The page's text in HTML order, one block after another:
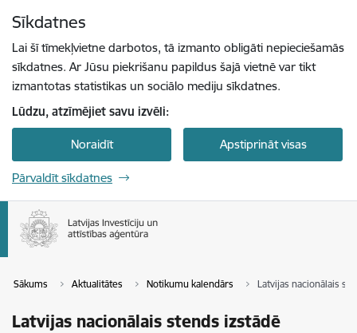
Sīkdatnes
Lai šī tīmekļvietne darbotos, tā izmanto obligāti nepieciešamās
sīkdatnes. Ar Jūsu piekrišanu papildus šajā vietnē var tikt
izmantotas statistikas un sociālo mediju sīkdatnes.
Lūdzu, atzīmējiet savu izvēli:
Noraidīt Apstiprināt visas
Pārvaldīt sīkdatnes
Sākums Aktualitātes Notikumu kalendārs Latvijas nacionālais
Latvijas nacionālais stends izstādē